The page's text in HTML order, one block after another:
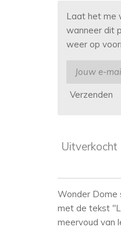
Laat het me
wanneer dit
weer op
Verzenden
Uitverkocht
Wonder Dome
met de tekst
meervoud van